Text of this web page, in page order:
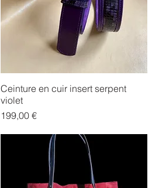
Ceinture en cuir insert serpent
violet
Prix
199,00 €